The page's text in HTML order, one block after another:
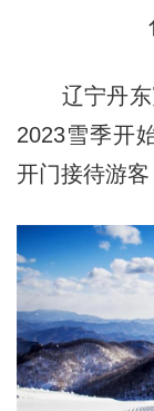
辽宁丹东
2023雪季开
开门接待游客